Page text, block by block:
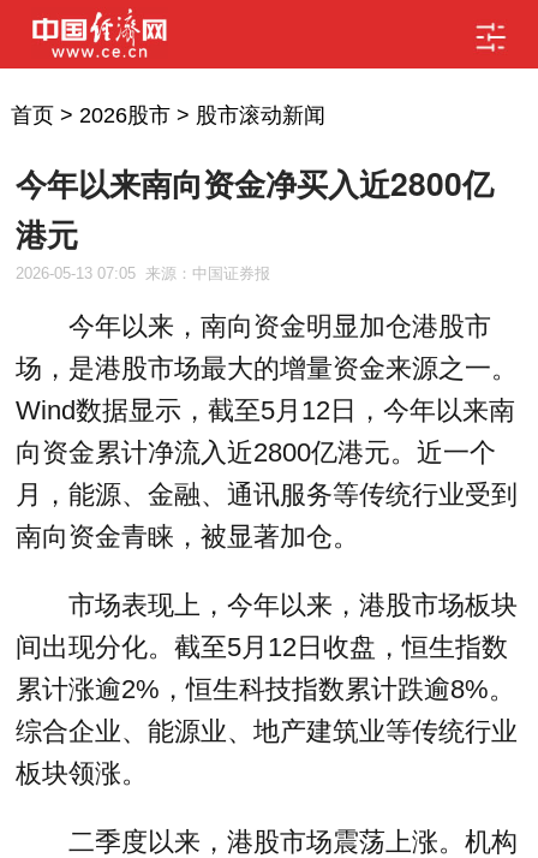
首页> 2026股市> 股市滚动新闻
今年以来南向资金净买入近2800亿
港元
2026-05-13 07:05 来源：中国证券报
今年以来，南向资金明显加仓港股市
场，是港股市场最大的增量资金来源之一。
Wind数据显示，截至5月12日，今年以来南
向资金累计净流入近2800亿港元。近一个
月，能源、金融、通讯服务等传统行业受到
南向资金青睐，被显著加仓。
市场表现上，今年以来，港股市场板块
间出现分化。截至5月12日收盘，恒生指数
累计涨逾2%，恒生科技指数累计跌逾8%。
综合企业、能源业、地产建筑业等传统行业
板块领涨。
二季度以来，港股市场震荡上涨。机构